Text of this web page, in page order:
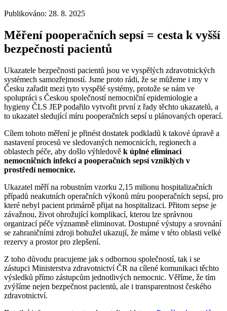
Publikováno: 28. 8. 2025
Měření pooperačních sepsí = cesta k vyšší
bezpečnosti pacientů
Ukazatele bezpečnosti pacientů jsou ve vyspělých zdravotnických
systémech samozřejmostí. Jsme proto rádi, že se můžeme i my v
Česku zařadit mezi tyto vyspělé systémy, protože se nám ve
spolupráci s Českou společností nemocniční epidemiologie a
hygieny ČLS JEP podařilo vytvořit první z řady těchto ukazatelů, a
to ukazatel sledující míru pooperačních sepsí u plánovaných operací.
Cílem tohoto měření je přinést dostatek podkladů k takové úpravě a
nastavení procesů ve sledovaných nemocnicích, regionech a
oblastech péče, aby došlo výhledově k úplné eliminaci
nemocničních infekcí a pooperačních sepsí vzniklých v
prostředí nemocnice.
Ukazatel měří na robustním vzorku 2,15 milionu hospitalizačních
případů neakutních operačních výkonů míru pooperačních sepsí, pro
které nebyl pacient primárně přijat na hospitalizaci. Přitom sepse je
závažnou, život ohrožující komplikací, kterou lze správnou
organizací péče významně eliminovat. Dostupné výstupy a srovnání
se zahraničními zdroji bohužel ukazují, že máme v této oblasti velké
rezervy a prostor pro zlepšení.
Z toho důvodu pracujeme jak s odbornou společností, tak i se
zástupci Ministerstva zdravotnictví ČR na cílené komunikaci těchto
výsledků přímo zástupcům jednotlivých nemocnic. Věříme, že tím
zvýšíme nejen bezpečnost pacientů, ale i transparentnost českého
zdravotnictví.